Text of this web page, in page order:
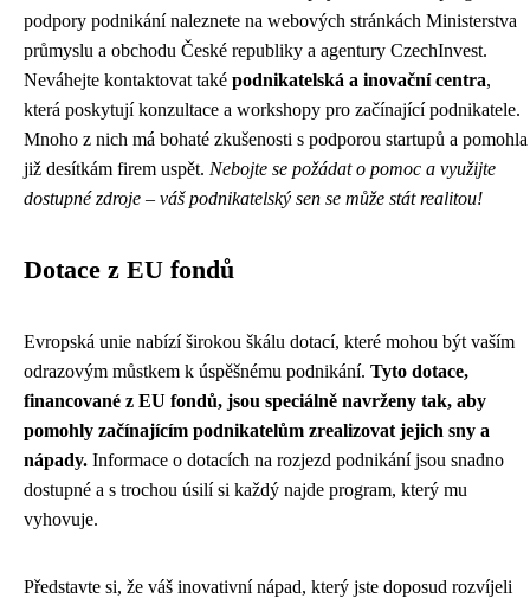
podpory podnikání naleznete na webových stránkách Ministerstva
průmyslu a obchodu České republiky a agentury CzechInvest.
Neváhejte kontaktovat také podnikatelská a inovační centra,
která poskytují konzultace a workshopy pro začínající podnikatele.
Mnoho z nich má bohaté zkušenosti s podporou startupů a pomohla
již desítkám firem uspět. Nebojte se požádat o pomoc a využijte
dostupné zdroje – váš podnikatelský sen se může stát realitou!
Dotace z EU fondů
Evropská unie nabízí širokou škálu dotací, které mohou být vaším
odrazovým můstkem k úspěšnému podnikání. Tyto dotace,
financované z EU fondů, jsou speciálně navrženy tak, aby
pomohly začínajícím podnikatelům zrealizovat jejich sny a
nápady. Informace o dotacích na rozjezd podnikání jsou snadno
dostupné a s trochou úsilí si každý najde program, který mu
vyhovuje.
Představte si, že váš inovativní nápad, který jste doposud rozvíjeli